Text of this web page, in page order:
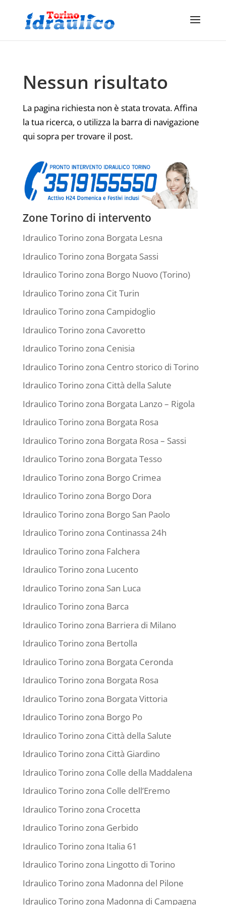
Nessun risultato
La pagina richiesta non è stata trovata. Affina
la tua ricerca, o utilizza la barra di navigazione
qui sopra per trovare il post.
Zone Torino di intervento
Idraulico Torino zona Borgata Lesna
Idraulico Torino zona Borgata Sassi
Idraulico Torino zona Borgo Nuovo (Torino)
Idraulico Torino zona Cit Turin
Idraulico Torino zona Campidoglio
Idraulico Torino zona Cavoretto
Idraulico Torino zona Cenisia
Idraulico Torino zona Centro storico di Torino
Idraulico Torino zona Città della Salute
Idraulico Torino zona Borgata Lanzo – Rigola
Idraulico Torino zona Borgata Rosa
Idraulico Torino zona Borgata Rosa – Sassi
Idraulico Torino zona Borgata Tesso
Idraulico Torino zona Borgo Crimea
Idraulico Torino zona Borgo Dora
Idraulico Torino zona Borgo San Paolo
Idraulico Torino zona Continassa 24h
Idraulico Torino zona Falchera
Idraulico Torino zona Lucento
Idraulico Torino zona San Luca
Idraulico Torino zona Barca
Idraulico Torino zona Barriera di Milano
Idraulico Torino zona Bertolla
Idraulico Torino zona Borgata Ceronda
Idraulico Torino zona Borgata Rosa
Idraulico Torino zona Borgata Vittoria
Idraulico Torino zona Borgo Po
Idraulico Torino zona Città della Salute
Idraulico Torino zona Città Giardino
Idraulico Torino zona Colle della Maddalena
Idraulico Torino zona Colle dell’Eremo
Idraulico Torino zona Crocetta
Idraulico Torino zona Gerbido
Idraulico Torino zona Italia 61
Idraulico Torino zona Lingotto di Torino
Idraulico Torino zona Madonna del Pilone
Idraulico Torino zona Madonna di Campagna